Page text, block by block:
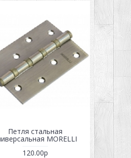
Петля стальная
MORELLI
120.00р